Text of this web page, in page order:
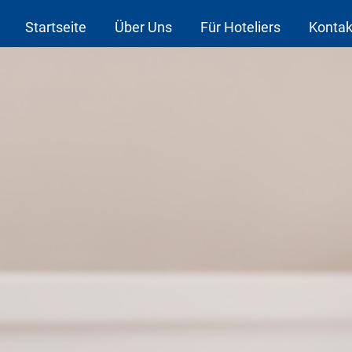
Startseite Über Uns Für Hoteliers